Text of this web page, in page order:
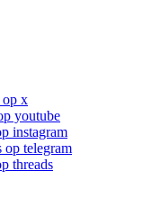
op x
youtube
instagram
op telegram
threads